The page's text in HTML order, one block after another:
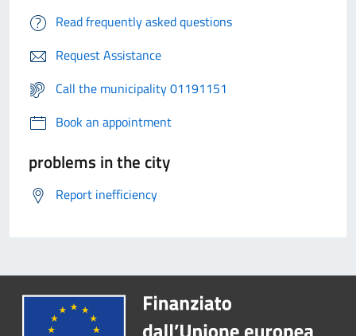
Read frequently asked questions
Request Assistance
Call the municipality 01191151
Book an appointment
problems in the city
Report inefficiency